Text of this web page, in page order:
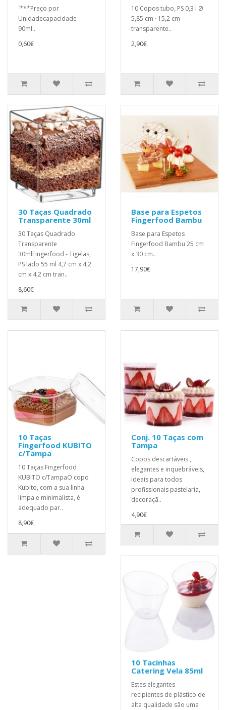
`***Preço por
Unidadecapacidade
90ml..
0,60€
10 Copos tubo, PS 0,3 l Ø
5,85 cm · 15,2 cm
transparente..
2,90€
30 Taças Quadrado
Transparente 30ml
30 Taças Quadrado
Transparente
30mlFingerfood - Tigelas,
PS lado 55 ml 4,7 cm x 4,2
cm x 4,2 cm tran..
8,60€
Base para Espetos
Fingerfood Bambu
Base para Espetos
Fingerfood Bambu 25 cm
x 30 cm..
17,90€
10 Taças
Fingerfood KUBITO
c/Tampa
10 Taças Fingerfood
KUBITO c/TampaO copo
Kubito, com a sua linha
limpa e minimalista, é
adequado par..
8,90€
Conj. 10 Taças com
Tampa
Copos descartáveis ​,
elegantes e inquebráveis,
ideais para todos
profissionais pastelaria,
decoraçã..
4,90€
10 Tacinhas
Catering Vela 85ml
Estes elegantes
recipientes de plástico de
alta qualidade são uma